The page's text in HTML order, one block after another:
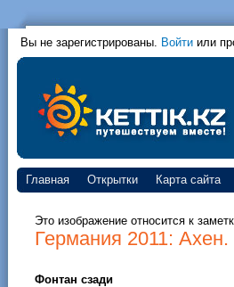
Вы не зарегистрированы. Войти или
Главная Открытки Карта сайта
Это изображение относится к
Германия 2011: Ахен.
Фонтан сзади